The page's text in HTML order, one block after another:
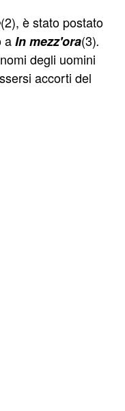
(2), è stato postato
aIn mezz'ora(3).
degli uomini
accorti del